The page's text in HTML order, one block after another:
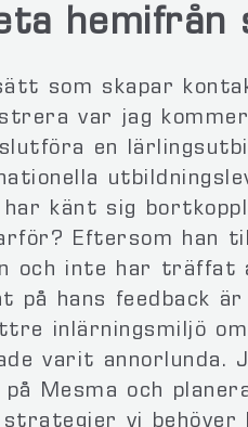
hemifrån
som skapar
var jag
en
har känt sig
Eftersom han
och inte har träffat
på hans feedback
inlärningsmiljö
varit annorlunda.
Mesma och